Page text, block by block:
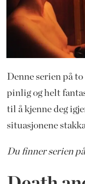
Denne serien på to
pinlig og helt
til å kjenne deg
situasjonene
Du finner serien på